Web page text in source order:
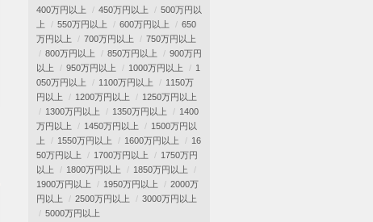
400万円以上 450万円以上
500万円以
上
550万円以上 600万円以上
650
万円以上
700万円以上
750万円以上
800万円以上
850万円以上
900万円
以上
950万円以上 1000万円以上
1
050万円以上
1100万円以上
1150万
円以上
1200万円以上
1250万円以上
1300万円以上
1350万円以上
1400
万円以上
1450万円以上
1500万円以
上
1550万円以上 1600万円以上
16
50万円以上
1700万円以上
1750万円
以上
1800万円以上
1850万円以上
1900万円以上
1950万円以上
2000万
円以上
2500万円以上
3000万円以上
5000万円以上